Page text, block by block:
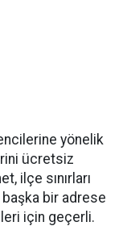
yönelik
ücretsiz
ilçe sınırları
bir adrese
için geçerli.